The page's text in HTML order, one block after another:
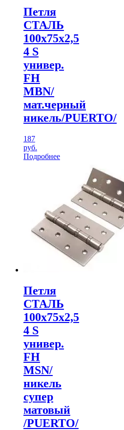
Петля
СТАЛЬ
100х75х2,5
4 S
универ.
FH
MBN/
мат.черный
никель/PUERTO/
187
руб.
Подробнее
Петля
СТАЛЬ
100х75х2,5
4 S
универ.
FH
MSN/
никель
супер
матовый
/PUERTO/